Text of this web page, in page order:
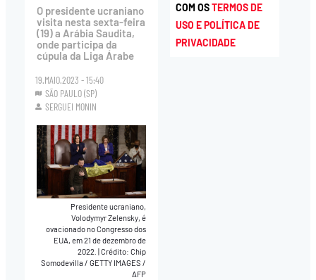
O presidente ucraniano
visita nesta sexta-feira
(19) a Arábia Saudita,
onde participa da
cúpula da Liga Árabe
19.MAIO.2023 - 15:40
SÃO PAULO (SP)
SERGUEI MONIN
Presidente ucraniano,
Volodymyr Zelensky, é
ovacionado no Congresso dos
EUA, em 21 de dezembro de
2022.
Crédito: Chip
Somodevilla / GETTY IMAGES /
AFP
COM OSTERMOS DE
USO E POLÍTICA DE
PRIVACIDADE